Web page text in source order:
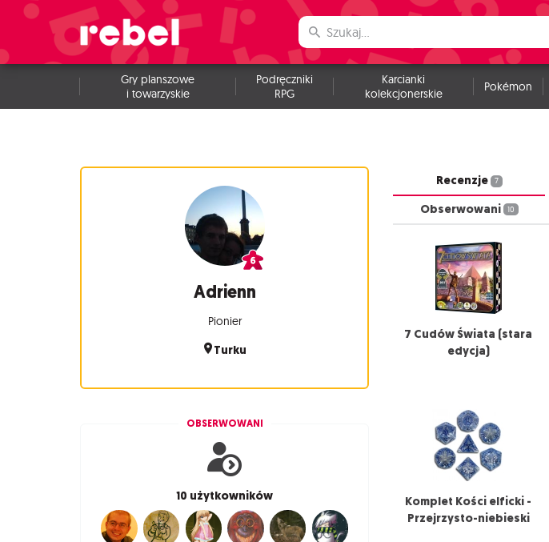
Gry planszowe
i towarzyskie
Podręczniki
RPG
Karcianki
kolekcjonerskie
Pokémon
Adrienn
Pionier
Turku
OBSERWOWANI
10 użytkowników
Recenzje 7
Obserwowani 10
7 Cudów Świata (stara
edycja)
Komplet Kości elficki -
Przejrzysto-niebieski